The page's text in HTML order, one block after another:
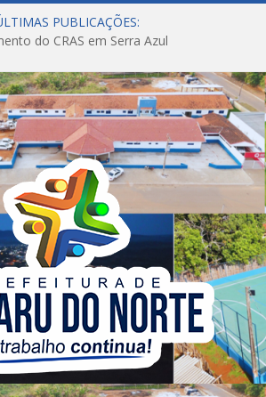
PUBLICAÇÕES:
do CRAS em Serra Azul